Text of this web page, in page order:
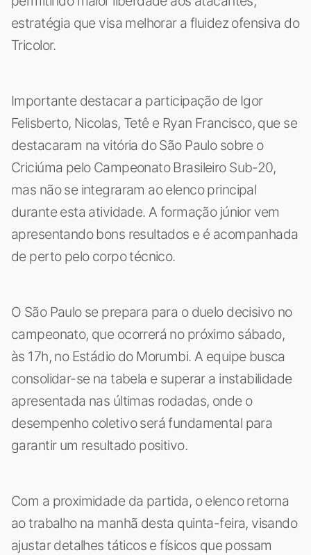
estratégia que visa melhorar a fluidez ofensiva do
Tricolor.
Importante destacar a participação de Igor
Felisberto, Nicolas, Tetê e Ryan Francisco, que se
destacaram na vitória do São Paulo sobre o
Criciúma pelo Campeonato Brasileiro Sub-20,
mas não se integraram ao elenco principal
durante esta atividade. A formação júnior vem
apresentando bons resultados e é acompanhada
de perto pelo corpo técnico.
O São Paulo se prepara para o duelo decisivo no
campeonato, que ocorrerá no próximo sábado,
às 17h, no Estádio do Morumbi. A equipe busca
consolidar-se na tabela e superar a instabilidade
apresentada nas últimas rodadas, onde o
desempenho coletivo será fundamental para
garantir um resultado positivo.
Com a proximidade da partida, o elenco retorna
ao trabalho na manhã desta quinta-feira, visando
ajustar detalhes táticos e físicos que possam